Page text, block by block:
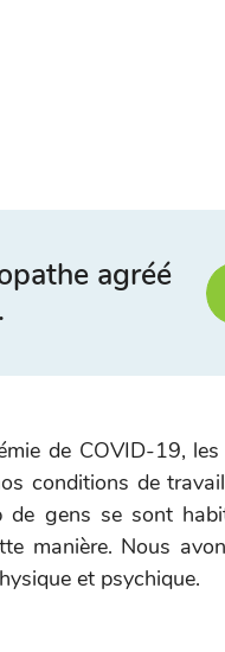
agréé
de COVID-19,
conditions de
de gens se sont
manière. Nous
et psychique.